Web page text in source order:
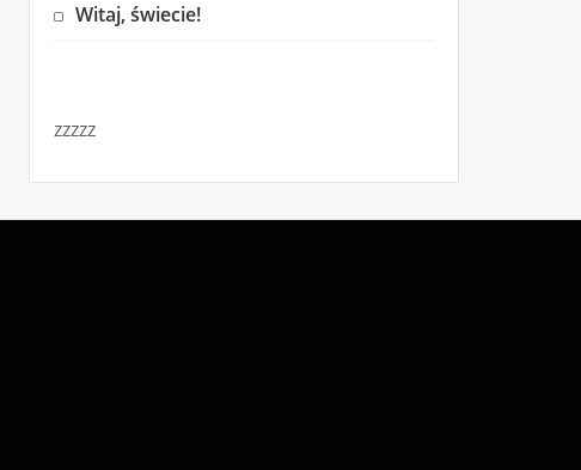
Witaj, świecie!
zzzzz